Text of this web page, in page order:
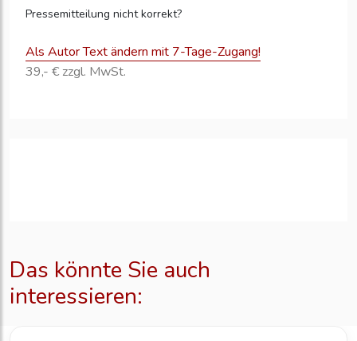
Pressemitteilung nicht korrekt?
Als Autor Text ändern mit 7-Tage-Zugang!
39,- € zzgl. MwSt.
Das könnte Sie auch
interessieren: